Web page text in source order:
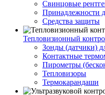
Свинцовые
Принадлежности
Средства защиты
Тепловизионный
Зонды (датчики)
Контактные
Пирометры
Тепловизоры
Термокарандаши